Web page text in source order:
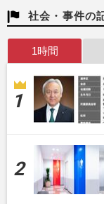
社会・事件の
1時間